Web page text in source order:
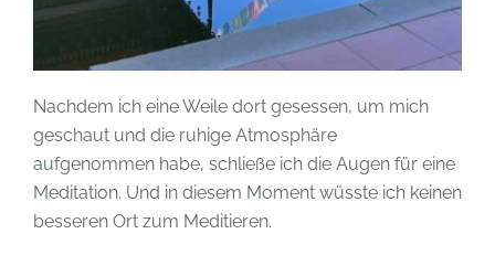
Nachdem ich eine Weile dort gesessen, um mich
geschaut und die ruhige Atmosphäre
aufgenommen habe, schließe ich die Augen für eine
Meditation. Und in diesem Moment wüsste ich keinen
besseren Ort zum Meditieren.